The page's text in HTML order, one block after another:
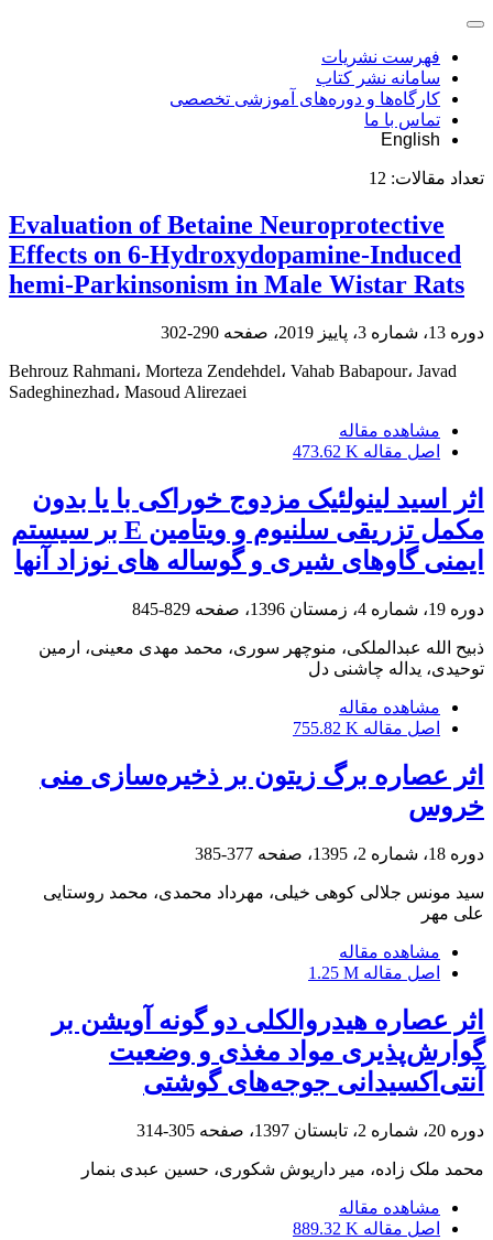
فهرست نشریات
سامانه نشر کتاب
کارگاه‌ها و دوره‌های آموزشی تخصصی
تماس با ما
English
تعداد مقالات: 12
Evaluation of Betaine Neuroprotective
Effects on 6-Hydroxydopamine-Induced
hemi-Parkinsonism in Male Wistar Rats
دوره 13، شماره 3، پاییز 2019، صفحه 290-302
Behrouz Rahmani، Morteza Zendehdel، Vahab Babapour، Javad
Sadeghinezhad، Masoud Alirezaei
مشاهده مقاله
اصل مقاله 473.62 K
اثر اسید لینولئیک مزدوج خوراکی با یا بدون
مکمل تزریقی سلنیوم و ویتامین E بر سیستم
ایمنی گاوهای شیری و گوساله های نوزاد آنها
دوره 19، شماره 4، زمستان 1396، صفحه 829-845
ذبیح الله عبدالملکی، منوچهر سوری، محمد مهدی معینی، ارمین
توحیدی، یداله چاشنی دل
مشاهده مقاله
اصل مقاله 755.82 K
اثر عصاره برگ زیتون بر ذخیره‌سازی منی
خروس
دوره 18، شماره 2، 1395، صفحه 377-385
سید مونس جلالی کوهی خیلی، مهرداد محمدی، محمد روستایی
علی مهر
مشاهده مقاله
اصل مقاله 1.25 M
اثر عصاره هیدروالکلی دو گونه آویشن بر
گوارش‌پذیری مواد مغذی و وضعیت
آنتی‌اکسیدانی جوجه‌های گوشتی
دوره 20، شماره 2، تابستان 1397، صفحه 305-314
محمد ملک زاده، میر داریوش شکوری، حسین عبدی بنمار
مشاهده مقاله
اصل مقاله 889.32 K